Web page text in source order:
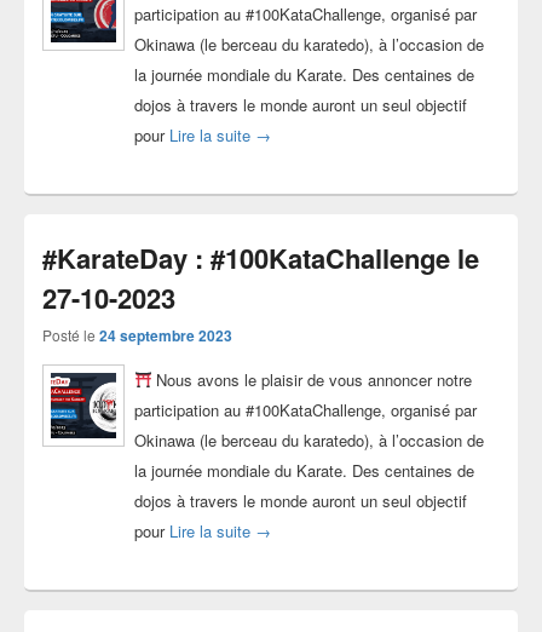
participation au #100KataChallenge, organisé par
Okinawa (le berceau du karatedo), à l’occasion de
la journée mondiale du Karate. Des centaines de
dojos à travers le monde auront un seul objectif
pour Lire la suite #KarateDay : #100KataChallenge le 25-
→
#KarateDay : #100KataChallenge le
27-10-2023
Posté le 24 septembre 2023
Nous avons le plaisir de vous annoncer notre
participation au #100KataChallenge, organisé par
Okinawa (le berceau du karatedo), à l’occasion de
la journée mondiale du Karate. Des centaines de
dojos à travers le monde auront un seul objectif
pour Lire la suite #KarateDay : #100KataChallenge le 27-
→